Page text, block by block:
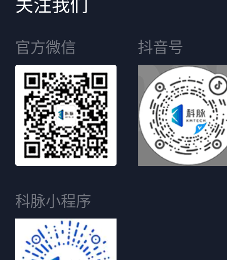
官方微信 抖音号
科脉小程序